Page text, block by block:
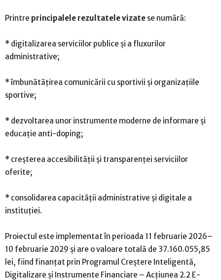
Printre principalele rezultatele vizate se numără:
* digitalizarea serviciilor publice și a fluxurilor
administrative;
* îmbunătățirea comunicării cu sportivii și organizațiile
sportive;
* dezvoltarea unor instrumente moderne de informare și
educație anti-doping;
* creșterea accesibilității și transparenței serviciilor
oferite;
* consolidarea capacității administrative și digitale a
instituției.
Proiectul este implementat în perioada 11 februarie 2026–
10 februarie 2029 și are o valoare totală de 37.160.055,85
lei, fiind finanțat prin Programul Creștere Inteligentă,
Digitalizare și Instrumente Financiare – Acțiunea 2.2 E-